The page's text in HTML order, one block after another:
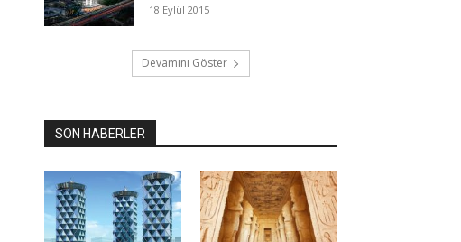
18 Eylül 2015
Devamını Göster
SON HABERLER